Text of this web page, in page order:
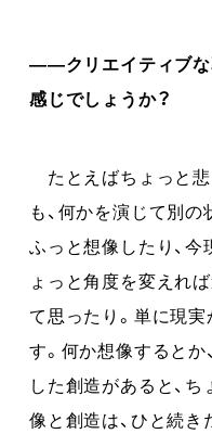
――クリエイティブな
感じでしょうか？
たとえばちょっと
も、何かを演じて別
ふっと想像したり、今
ょっと角度を変えれ
て思ったり。単に現
す。何か想像するとか
した創造があると、
像と創造は、ひと続き